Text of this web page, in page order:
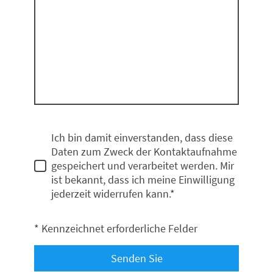
Ich bin damit einverstanden, dass diese
Daten zum Zweck der Kontaktaufnahme
gespeichert und verarbeitet werden. Mir
ist bekannt, dass ich meine Einwilligung
jederzeit widerrufen kann.*
* Kennzeichnet erforderliche Felder
Senden Sie